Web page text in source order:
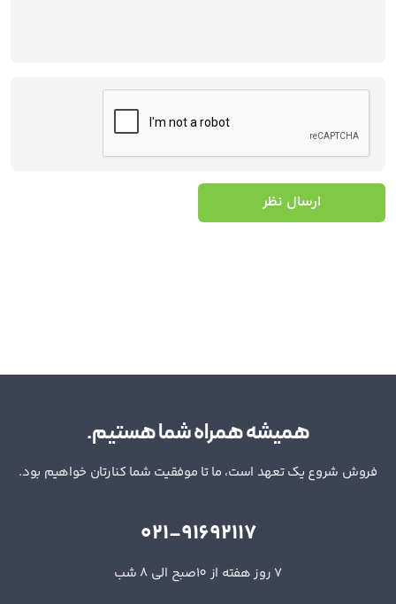
ارسال نظر
همیشه همراه شما هستیم.
فروش شروع یک تعهد است، ما تا موفقیت شما کنارتان خواهیم بود.
021-91692117
7 روز هفته از 10صبح الی 8 شب